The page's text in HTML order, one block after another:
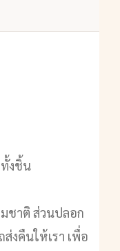
งชิ้น
ชาติ ส่วนปลอก
งคืนให้เรา เพื่อ